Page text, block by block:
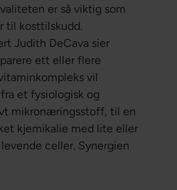
er så viktig som
til kosttilskudd.
Judith DeCava sier
ett eller flere
vil
et fysiologisk og
mikronæringsstoff, til en
kjemikalie med lite eller
celler. Synergien